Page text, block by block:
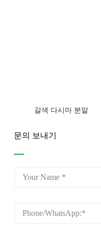
갈색 다시마 분말
문의 보내기